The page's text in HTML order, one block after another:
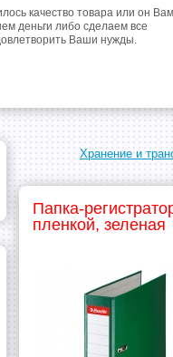
качество товара или он
деньги либо сделаем все
Ваши нужды.
Хранение и
Папка-
пленкой, зеленая